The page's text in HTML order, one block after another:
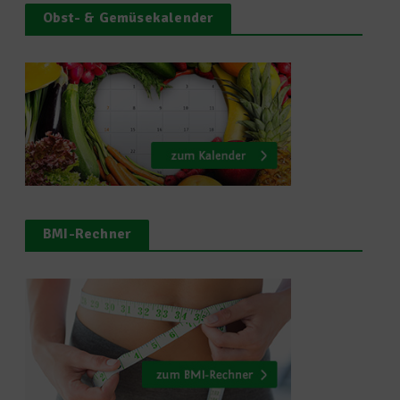
Obst- & Gemüsekalender
BMI-Rechner